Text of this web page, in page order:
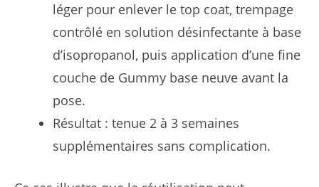
léger pour enlever le top coat, trempage
contrôlé en solution désinfectante à base
d’isopropanol, puis application d’une fine
couche de Gummy base neuve avant la
pose.
Résultat : tenue 2 à 3 semaines
supplémentaires sans complication.